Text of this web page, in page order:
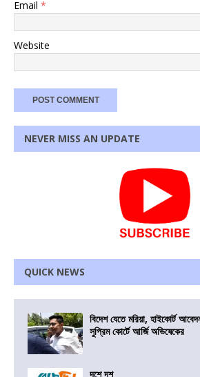
Email *
Website
NEVER MISS AN UPDATE
QUICK NEWS
বিদেশ যেতে মরিয়া, হাইকোর্ট
সুপ্রিম কোর্টে আর্জি অভিষেকের
দশে দশ